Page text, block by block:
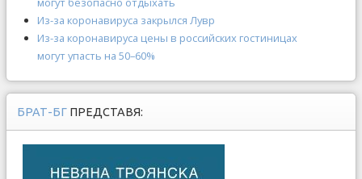
Из-за коронавируса закрылся Лувр
Из-за коронавируса цены в российских гостиницах
могут упасть на 50–60%
БРАТ-БГ ПРЕДСТАВЯ: